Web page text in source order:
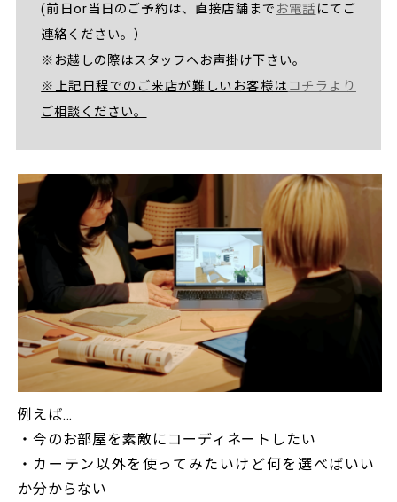
(前日or当日のご予約は、直接店舗まで お電話にてご
連絡ください。）
※お越しの際はスタッフへお声掛け下さい。
※上記日程でのご来店が難しいお客様は コチラより
ご相談ください。
例えば…
・今のお部屋を素敵にコーディネートしたい
・カーテン以外を使ってみたいけど何を選べばいい
か分からない